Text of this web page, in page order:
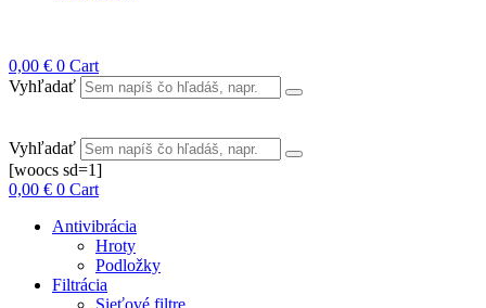
0,00 € 0 Cart
Vyhľadať
Vyhľadať
[woocs sd=1]
0,00 € 0 Cart
Antivibrácia
Hroty
Podložky
Filtrácia
Sieťové filtre